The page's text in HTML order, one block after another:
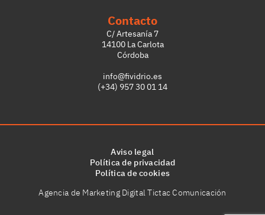
Contacto
C/ Artesanía 7
14100 La Carlota
Córdoba
info@fividrio.es
(+34) 957 30 01 14
Aviso legal
Política de privacidad
Política de cookies
Agencia de Marketing Digital Tictac Comunicación